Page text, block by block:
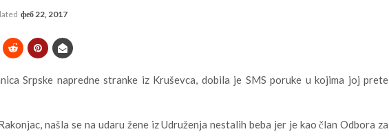
феб 22, 2017
Srpske napredne stranke iz Kruševca, dobila je SMS poruke u kojima joj prete
našla se na udaru žene iz Udruženja nestalih beba jer je kao član Odbora za